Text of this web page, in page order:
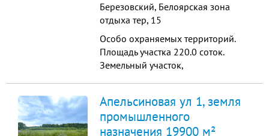
Березовский, Белоярская зона
отдыха тер, 15
Особо охраняемых территорий.
Площадь участка 220.0 соток.
Земельный участок,
Га. Виды разрешенного
использования – под
строительство базы отдыха.
Апельсиновая ул 1, земля
промышленного
назначения 19900 м²